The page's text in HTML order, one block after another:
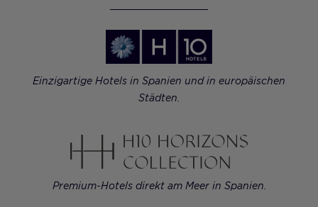
Einzigartige Hotels in Spanien und in europäischen
Städten.
Premium-Hotels direkt am Meer in Spanien.